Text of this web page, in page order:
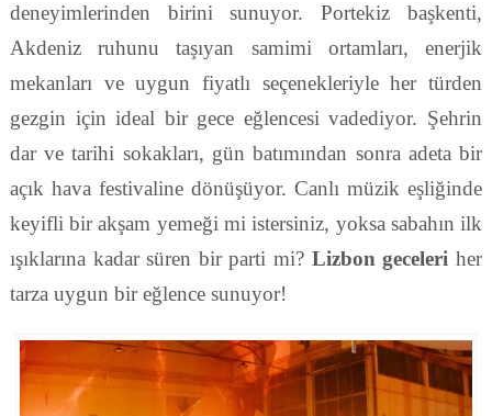
deneyimlerinden birini sunuyor. Portekiz başkenti,
Akdeniz ruhunu taşıyan samimi ortamları, enerjik
mekanları ve uygun fiyatlı seçenekleriyle her türden
gezgin için ideal bir gece eğlencesi vadediyor. Şehrin
dar ve tarihi sokakları, gün batımından sonra adeta bir
açık hava festivaline dönüşüyor. Canlı müzik eşliğinde
keyifli bir akşam yemeği mi istersiniz, yoksa sabahın ilk
ışıklarına kadar süren bir parti mi? Lizbon geceleri her
tarza uygun bir eğlence sunuyor!